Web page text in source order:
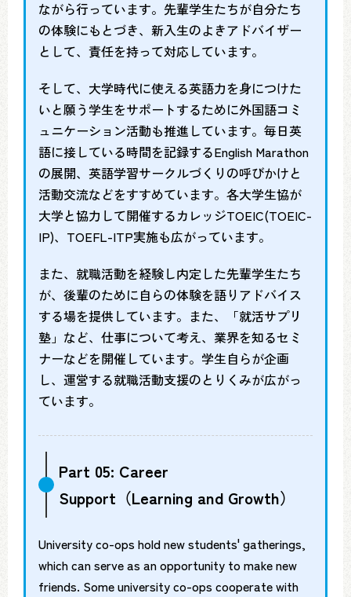
ながら行っています。先輩学生たちが自分たち
の体験にもとづき、新入生のよきアドバイザー
として、責任を持って対応しています。
そして、大学時代に使える英語力を身につけた
いと願う学生をサポートするために外国語コミ
ュニケーション活動も推進しています。毎日英
語に接している時間を記録するEnglish Marathon
の展開、英語学習サークルづくりの呼びかけと
活動交流などをすすめています。各大学生協が
大学と協力して開催するカレッジTOEIC(TOEIC-
IP)、TOEFL-ITP実施も広がっています。
また、就職活動を経験し内定した先輩学生たち
が、後輩のために自らの体験を語りアドバイス
する場を提供しています。また、「就活サプリ
塾」など、仕事について考え、業界を知るセミ
ナーなどを開催しています。学生自らが企画
し、運営する就職活動支援のとりくみが広がっ
ています。
Part 05: Career
Support（Learning and Growth）
University co-ops hold new students' gatherings,
which can serve as an opportunity to make new
friends. Some university co-ops cooperate with